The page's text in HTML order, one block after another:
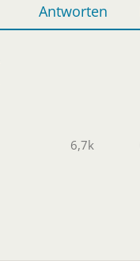
Antworten
6,7k